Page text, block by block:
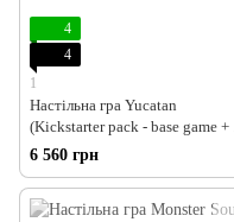
4
4
1
Настільна гра Yucatan
(Kickstarter pack - base game + 5
game ups)
6 560 грн